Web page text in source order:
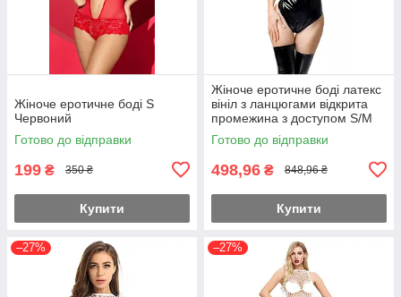
Жіноче еротичне боді S
Червоний
Готово до відправки
199 ₴ 350 ₴
Купити
Жіноче еротичне боді латекс
вініл з ланцюгами відкрита
промежина з доступом S/M
Чорний
Готово до відправки
498,96 ₴ 848,96 ₴
Купити
–27% –27%